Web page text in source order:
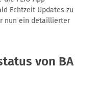
Echtzeit Updates zu
nun ein detaillierter
von BA